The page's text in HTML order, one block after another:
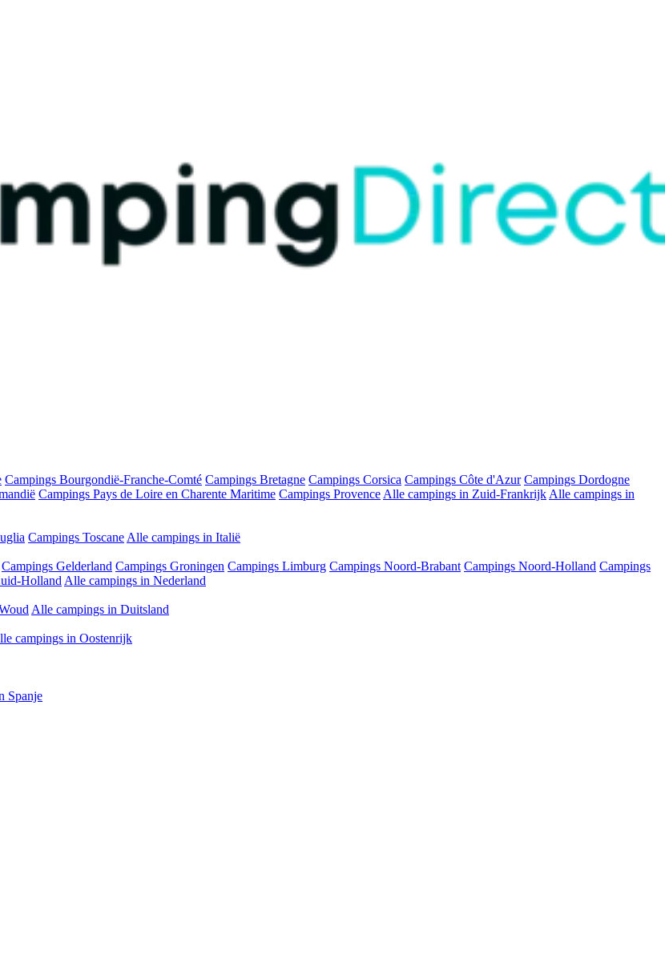
Campings Bourgondië-Franche-Comté Campings Bretagne Campings Corsica Campings Côte d'Azur Campings Dordogne
Campings Pays de Loire en Charente Maritime Campings Provence Alle campings in Zuid-Frankrijk Alle campings in
Campings Toscane Alle campings in Italië
Campings Gelderland Campings Groningen Campings Limburg Campings Noord-Brabant Campings Noord-Holland Campings
Holland Alle campings in Nederland
Alle campings in Duitsland
campings in Oostenrijk
Spanje